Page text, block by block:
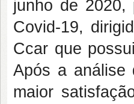
junho de 2020,
Covid-19,
Ccar que
Após a análise
maior